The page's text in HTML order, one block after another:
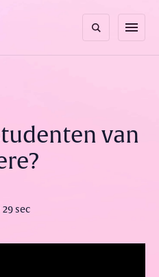
menu
van
sec